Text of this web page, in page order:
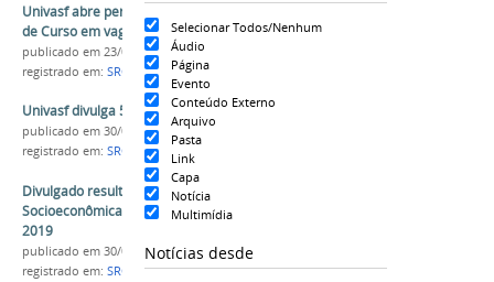
Selecionar Todos/Nenhum
Áudio
Página
Evento
Conteúdo Externo
Arquivo
Pasta
Link
Capa
Notícia
Multimídia
Notícias desde
Univasf abre período de inscrição para Reopção
de Curso em vagas remanescentes do Sisu 2019
publicado em 23/04/2019
registrado em: SRCA Sisu ,Sisu 2019
Univasf divulga 5º Remanejamento do Sisu 2019
publicado em 30/04/2019
registrado em: SRCA Sisu , Sisu 2019
Divulgado resultado parcial das Avaliações
Socioeconômicas dos matriculados pelo Sisu
2019
publicado em 30/04/2019
registrado em: SRCA Sisu,Lista de Espera,Sase